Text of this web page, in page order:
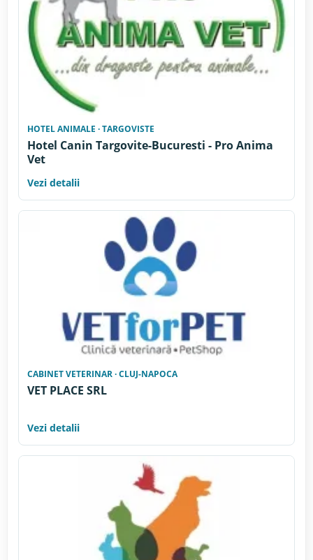
HOTEL ANIMALE · TARGOVISTE
Hotel Canin Targovite-Bucuresti - Pro Anima
Vet
Vezi detalii
CABINET VETERINAR · CLUJ-NAPOCA
VET PLACE SRL
Vezi detalii